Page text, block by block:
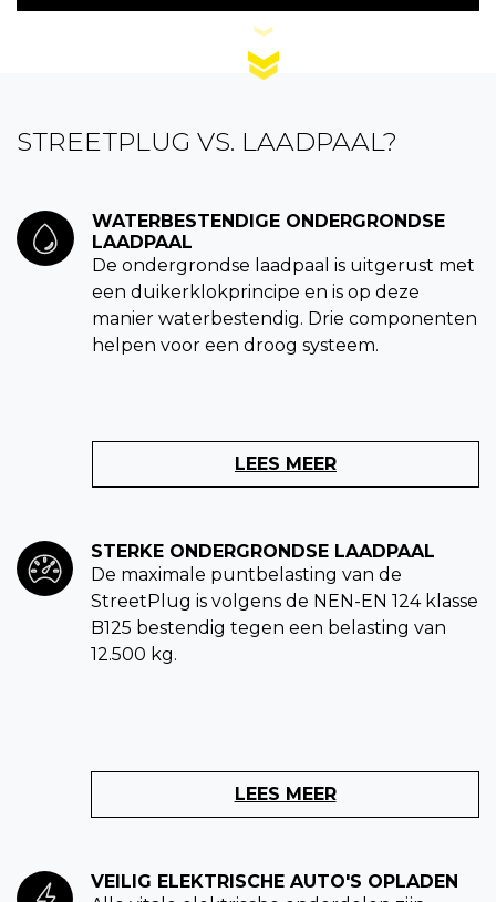
STREETPLUG VS. LAADPAAL?
WATERBESTENDIGE ONDERGRONDSE
LAADPAAL
De ondergrondse laadpaal is uitgerust met
een duikerklokprincipe en is op deze
manier waterbestendig. Drie componenten
helpen voor een droog systeem.
LEES MEER
STERKE ONDERGRONDSE LAADPAAL
De maximale puntbelasting van de
StreetPlug is volgens de NEN-EN 124 klasse
B125 bestendig tegen een belasting van
12.500 kg.
LEES MEER
VEILIG ELEKTRISCHE AUTO'S OPLADEN